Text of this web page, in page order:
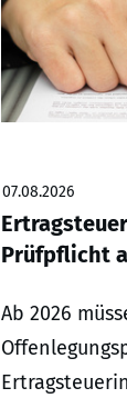
07.08.2026
Prüfpflicht
Ab 2026